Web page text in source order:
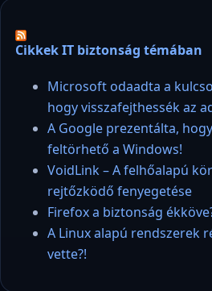
Cikkek IT biztonság témában
Microsoft odaadta a
hogy visszafejthessék az
A Google prezentálta,
feltörhető a Windows!
VoidLink – A felhőalapú
rejtőzködő fenyegetése
Firefox a biztonság
A Linux alapú rendszerek
vette?!